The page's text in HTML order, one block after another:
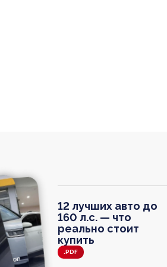
12 лучших авто до
160 л.с. — что
реально стоит
купить
.PDF